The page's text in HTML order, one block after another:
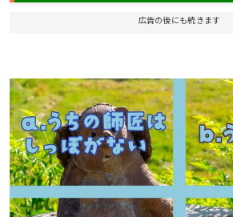
広告の後にも続きます